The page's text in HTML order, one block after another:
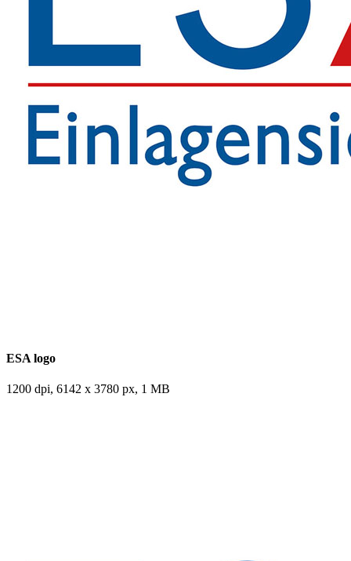
ESA logo
1200 dpi, 6142 x 3780 px, 1 MB